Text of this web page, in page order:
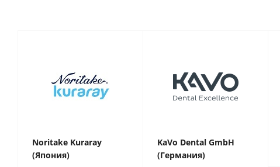
Noritake Kuraray
(Япония)
KaVo Dental GmbH
(Германия)